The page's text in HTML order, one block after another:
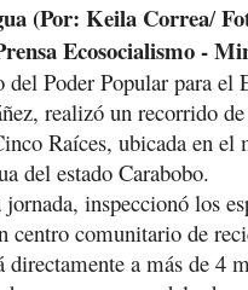
(Por: Keila Correa/
Ecosocialismo -
Poder Popular para el
realizó un recorrido
Raíces, ubicada en el
del estado Carabobo.
inspeccionó los
centro comunitario de
directamente a más de 4